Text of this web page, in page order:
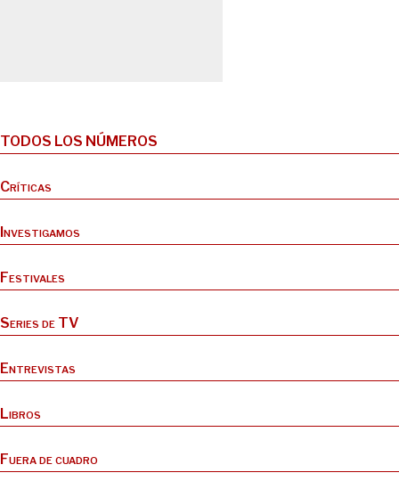
TODOS LOS NÚMEROS
Críticas
Investigamos
Festivales
Series de TV
Entrevistas
Libros
Fuera de cuadro